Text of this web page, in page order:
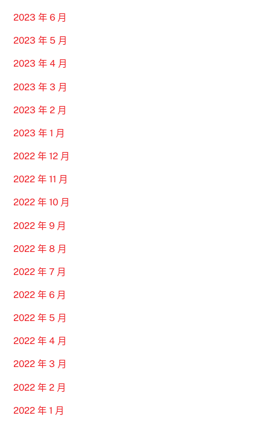
2023 年 6 月
2023 年 5 月
2023 年 4 月
2023 年 3 月
2023 年 2 月
2023 年 1 月
2022 年 12 月
2022 年 11 月
2022 年 10 月
2022 年 9 月
2022 年 8 月
2022 年 7 月
2022 年 6 月
2022 年 5 月
2022 年 4 月
2022 年 3 月
2022 年 2 月
2022 年 1 月